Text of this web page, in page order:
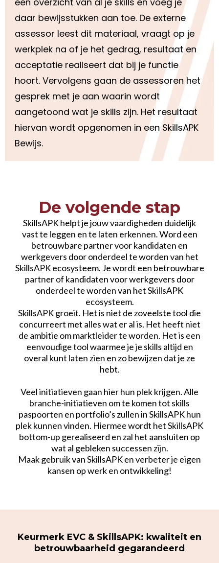
daar bewijsstukken aan toe. De externe
assessor leest dit materiaal, vraagt op je
werkplek na of je het gedrag, resultaat en
acceptatie realiseert dat bij je functie
hoort. Vervolgens gaan de assessoren het
gesprek met je aan waarin wordt
aangetoond wat je skills zijn. Het resultaat
hiervan wordt opgenomen in een SkillsAPK
Bewijs.
De volgende stap
SkillsAPK helpt je jouw vaardigheden duidelijk
vast te leggen en te laten erkennen. Word een
betrouwbare partner voor kandidaten en
werkgevers door onderdeel te worden van het
SkillsAPK ecosysteem. Je wordt een betrouwbare
partner of kandidaten voor werkgevers door
onderdeel te worden van het SkillsAPK
ecosysteem.
SkillsAPK groeit. Het is niet de zoveelste tool die
concurreert met alles wat er al is. Het heeft niet
de ambitie om marktleider te worden. Het is een
eenvoudige tool waarmee je je skills altijd en
overal kunt laten zien en zo bewijzen dat je ze
hebt.
Veel initiatieven gaan hier hun plek krijgen. Alle
branche-initiatieven om te komen tot skills
paspoorten en portfolio’s zullen in SkillsAPK hun
plek kunnen vinden. Hiermee wordt het SkillsAPK
bottom-up gerealiseerd en zal het aansluiten op
wat al gebleken successen zijn.
Maak gebruik van SkillsAPK en verbeter je eigen
kansen op werk en ontwikkeling!
Keurmerk EVC & SkillsAPK: kwaliteit en
betrouwbaarheid gegarandeerd